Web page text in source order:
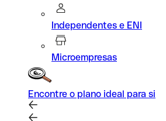
Independentes e ENI
Microempresas
Encontre o plano ideal para si